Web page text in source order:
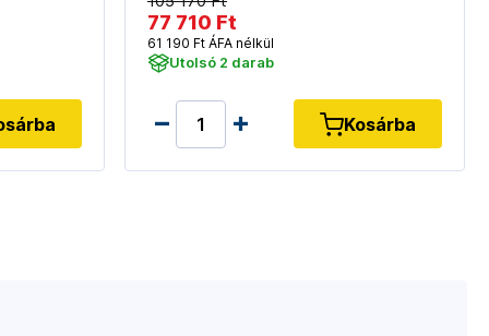
77 710 Ft
61 190 Ft ÁFA nélkül
Utolsó 2 darab
Kosárba